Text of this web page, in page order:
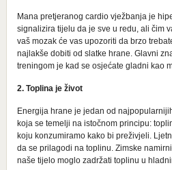
Mana pretjeranog cardio vježbanja je
signalizira tijelu da je sve u redu, ali čim
vaš mozak će vas upozoriti da brzo
najlakše dobiti od slatke hrane. Glavni
treningom je kad se osjećate gladni kao
2. Toplina je život
Energija hrane je jedan od
koja se temelji na istočnom principu:
koju konzumiramo kako bi preživjeli.
da se prilagodi na toplinu. Zimske
naše tijelo moglo zadržati toplinu u